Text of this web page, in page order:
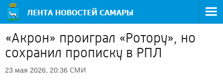
«Акрон» проиграл «Ротору», но
сохранил прописку в РПЛ
23 мая 2026, 20:36 СМИ